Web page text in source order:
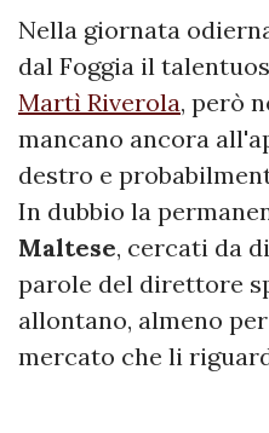
Nella giornata
dal Foggia il
Martì Riverola, però
mancano ancora
destro e
In dubbio la
Maltese, cercati da
parole del direttore
allontano, almeno
mercato che li